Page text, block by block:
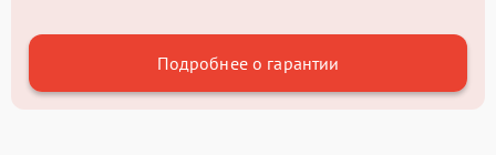
Подробнее о гарантии